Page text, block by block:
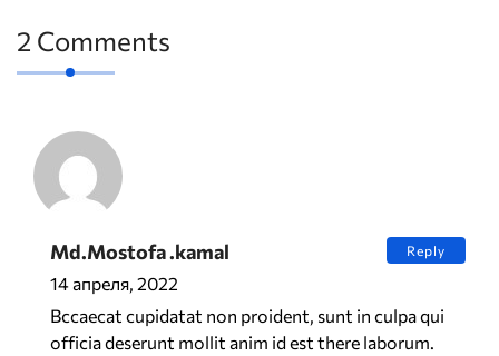
2 Comments
Md.Mostofa .kamal
14 апреля, 2022
Reply
Bccaecat cupidatat non proident, sunt in culpa qui
officia deserunt mollit anim id est there laborum.